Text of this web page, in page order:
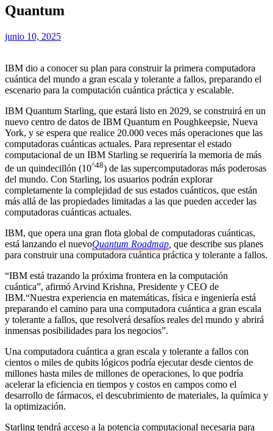
Quantum
junio 10, 2025
IBM dio a conocer su plan para construir la primera computadora
cuántica del mundo a gran escala y tolerante a fallos, preparando el
escenario para la computación cuántica práctica y escalable.
IBM Quantum Starling, que estará listo en 2029, se construirá en un
nuevo centro de datos de IBM Quantum en Poughkeepsie, Nueva
York, y se espera que realice 20.000 veces más operaciones que las
computadoras cuánticas actuales. Para representar el estado
computacional de un IBM Starling se requeriría la memoria de más
de un quindecillón (10^48) de las supercomputadoras más poderosas
del mundo. Con Starling, los usuarios podrán explorar
completamente la complejidad de sus estados cuánticos, que están
más allá de las propiedades limitadas a las que pueden acceder las
computadoras cuánticas actuales.
IBM, que opera una gran flota global de computadoras cuánticas,
está lanzando el nuevoQuantum Roadmap que describe sus planes
para construir una computadora cuántica práctica y tolerante a fallos.
“IBM está trazando la próxima frontera en la computación
cuántica”, afirmó Arvind Krishna, Presidente y CEO de
IBM.“Nuestra experiencia en matemáticas, física e ingeniería está
preparando el camino para una computadora cuántica a gran escala
y tolerante a fallos, que resolverá desafíos reales del mundo y abrirá
inmensas posibilidades para los negocios”.
Una computadora cuántica a gran escala y tolerante a fallos con
cientos o miles de qubits lógicos podría ejecutar desde cientos de
millones hasta miles de millones de operaciones, lo que podría
acelerar la eficiencia en tiempos y costos en campos como el
desarrollo de fármacos, el descubrimiento de materiales, la química y
la optimización.
Starling tendrá acceso a la potencia computacional necesaria para